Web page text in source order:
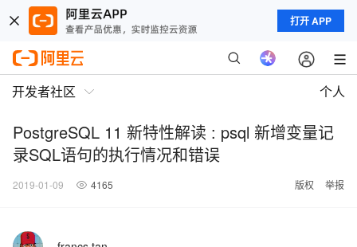
打开 APP
开发者社区 个人
PostgreSQL 11 新特性解读 : psql 新增变量记
录SQL语句的执行情况和错误
2019-01-09 4165 版权 举报